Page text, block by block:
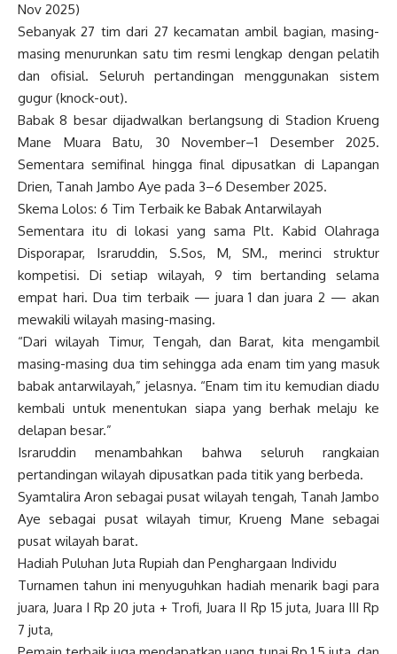
Nov 2025)
Sebanyak 27 tim dari 27 kecamatan ambil bagian, masing-
masing menurunkan satu tim resmi lengkap dengan pelatih
dan ofisial. Seluruh pertandingan menggunakan sistem
gugur (knock-out).
Babak 8 besar dijadwalkan berlangsung di Stadion Krueng
Mane Muara Batu, 30 November–1 Desember 2025.
Sementara semifinal hingga final dipusatkan di Lapangan
Drien, Tanah Jambo Aye pada 3–6 Desember 2025.
Skema Lolos: 6 Tim Terbaik ke Babak Antarwilayah
Sementara itu di lokasi yang sama Plt. Kabid Olahraga
Disporapar, Israruddin, S.Sos, M, SM., merinci struktur
kompetisi. Di setiap wilayah, 9 tim bertanding selama
empat hari. Dua tim terbaik — juara 1 dan juara 2 — akan
mewakili wilayah masing-masing.
“Dari wilayah Timur, Tengah, dan Barat, kita mengambil
masing-masing dua tim sehingga ada enam tim yang masuk
babak antarwilayah,” jelasnya. “Enam tim itu kemudian diadu
kembali untuk menentukan siapa yang berhak melaju ke
delapan besar.”
Israruddin menambahkan bahwa seluruh rangkaian
pertandingan wilayah dipusatkan pada titik yang berbeda.
Syamtalira Aron sebagai pusat wilayah tengah, Tanah Jambo
Aye sebagai pusat wilayah timur, Krueng Mane sebagai
pusat wilayah barat.
Hadiah Puluhan Juta Rupiah dan Penghargaan Individu
Turnamen tahun ini menyuguhkan hadiah menarik bagi para
juara, Juara I Rp 20 juta + Trofi, Juara II Rp 15 juta, Juara III Rp
7 juta,